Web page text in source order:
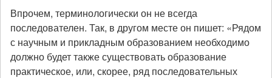
Впрочем, терминологически он не всегда
последователен. Так, в другом месте он пишет: «Рядом
с научным и прикладным образованием необходимо
должно будет также существовать образование
практическое, или, скорее, ряд последовательных